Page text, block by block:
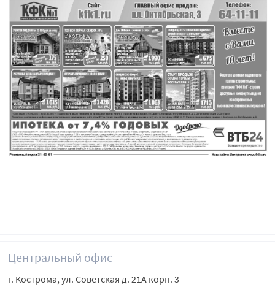
Центральный офис
г. Кострома, ул. Советская д. 21А корп. 3